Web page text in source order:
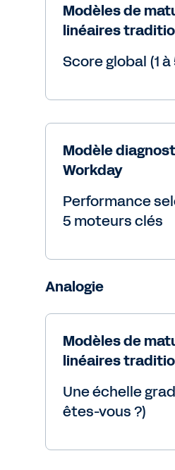
Modèles de
linéaires
Score global (1 à
Modèle
Workday
Performance
5 moteurs clés
Analogie
Modèles de
linéaires
Une échelle
êtes-vous ?)